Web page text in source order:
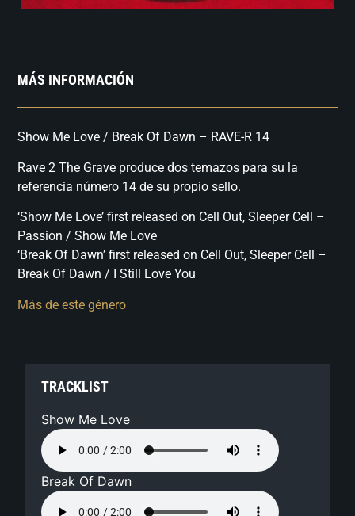
MÁS INFORMACIÓN
Show Me Love / Break Of Dawn – RAVE-R 14
Rave 2 The Grave produce dos temazos para su la
referencia número 14 de su propio sello.
‘Show Me Love’ first released on Cell Out, Sleeper Cell –
Passion / Show Me Love
‘Break Of Dawn’ first released on Cell Out, Sleeper Cell –
Break Of Dawn / I Still Love You
Más de este género
TRACKLIST
Show Me Love
Break Of Dawn